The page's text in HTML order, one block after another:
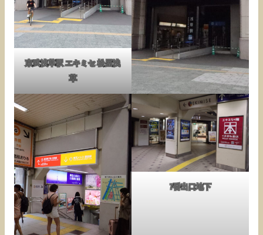
東武浅草駅 エキミセ 松屋浅
草
7番出口地下